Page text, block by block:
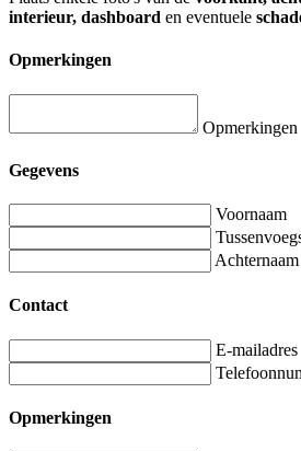
interieur, dashboard en eventuele
Opmerkingen
Opmerkingen
Gegevens
Voornaam
Achternaam
Contact
E-mailadres
Opmerkingen